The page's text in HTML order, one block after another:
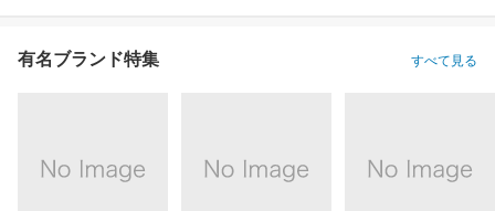
有名ブランド特集 すべて見る